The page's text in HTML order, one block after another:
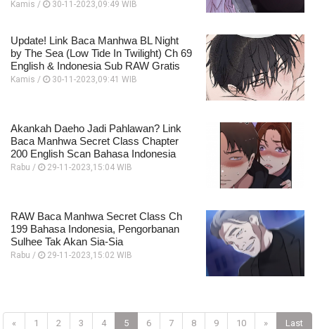
Kamis / 30-11-2023,09:49 WIB
Update! Link Baca Manhwa BL Night
by The Sea (Low Tide In Twilight) Ch 69
English & Indonesia Sub RAW Gratis
Kamis / 30-11-2023,09:41 WIB
Akankah Daeho Jadi Pahlawan? Link
Baca Manhwa Secret Class Chapter
200 English Scan Bahasa Indonesia
Rabu / 29-11-2023,15:04 WIB
RAW Baca Manhwa Secret Class Ch
199 Bahasa Indonesia, Pengorbanan
Sulhee Tak Akan Sia-Sia
Rabu / 29-11-2023,15:02 WIB
« 1 2 3 4 5 6 7 8 9 10 » Last